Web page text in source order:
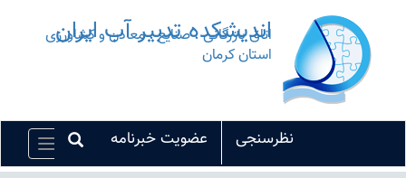
اندیشکده تدبیر آب ایران
اتاق بازرگانی ، صنایع ، معادن و کشاورزی
استان کرمان
Toggle
عضویت خبرنامه نظرسنجی